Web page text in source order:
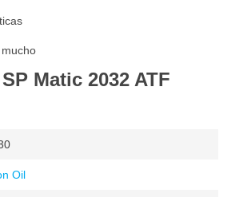
Matic 2032 ATF
Oil